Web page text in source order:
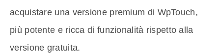
acquistare una versione premium di WpTouch,
più potente e ricca di funzionalità rispetto alla
versione gratuita.